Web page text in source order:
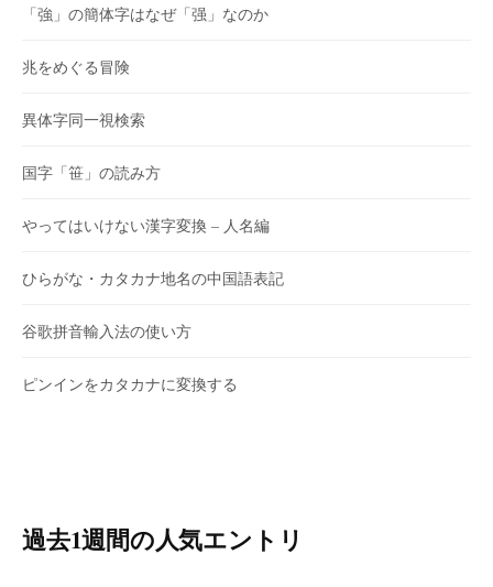
「強」の簡体字はなぜ「强」なのか
兆をめぐる冒険
異体字同一視検索
国字「笹」の読み方
やってはいけない漢字変換 – 人名編
ひらがな・カタカナ地名の中国語表記
谷歌拼音輸入法の使い方
ピンインをカタカナに変換する
過去1週間の人気エントリ